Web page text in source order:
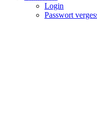
Login
Passwort